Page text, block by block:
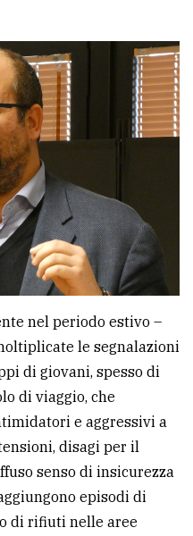
nel periodo estivo –
le segnalazioni
di giovani, spesso di
di viaggio, che
e aggressivi a
disagi per il
senso di insicurezza
episodi di
di rifiuti nelle aree